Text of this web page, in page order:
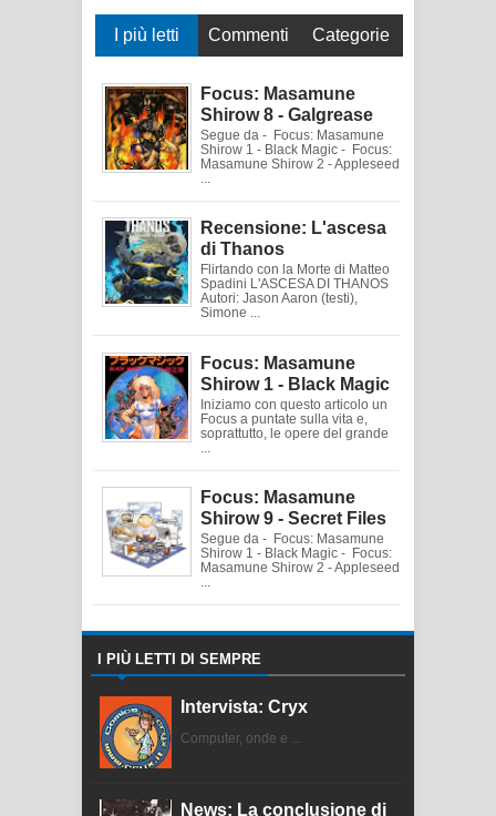
I più letti Commenti Categorie
Focus: Masamune
Shirow 8 - Galgrease
Segue da - Focus: Masamune
Shirow 1 - Black Magic - Focus:
Masamune Shirow 2 - Appleseed
Recensione: L'ascesa
di Thanos
Flirtando con la Morte di Matteo
Spadini L'ASCESA DI THANOS
Autori: Jason Aaron (testi),
Simone ...
Focus: Masamune
Shirow 1 - Black Magic
Iniziamo con questo articolo un
Focus a puntate sulla vita e,
soprattutto, le opere del grande
Focus: Masamune
Shirow 9 - Secret Files
Segue da - Focus: Masamune
Shirow 1 - Black Magic - Focus:
Masamune Shirow 2 - Appleseed
I PIÙ LETTI DI SEMPRE
Intervista: Cryx
Computer, onde e ...
News: La conclusione di